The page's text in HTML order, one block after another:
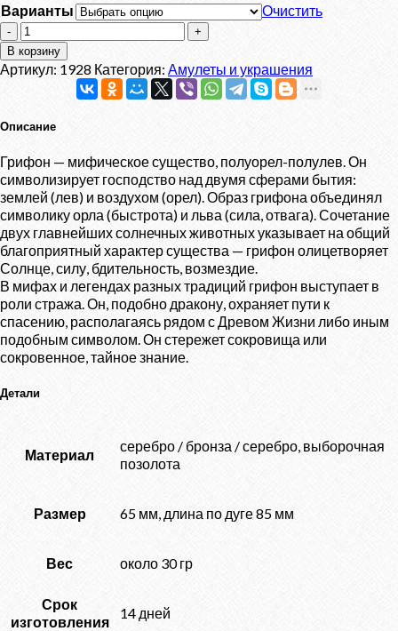
Варианты
Очистить
Количество
товара
Заколка
"Грифон"
В корзину
Артикул: 1928 Категория: Амулеты и украшения
Описание
Грифон — мифическое существо, полуорел-полулев. Он
символизирует господство над двумя сферами бытия:
землей (лев) и воздухом (орел). Образ грифона объединял
символику орла (быстрота) и льва (сила, отвага). Сочетание
двух главнейших солнечных животных указывает на общий
благоприятный характер существа — грифон олицетворяет
Солнце, силу, бдительность, возмездие.
В мифах и легендах разных традиций грифон выступает в
роли стража. Он, подобно дракону, охраняет пути к
спасению, располагаясь рядом с Древом Жизни либо иным
подобным символом. Он стережет сокровища или
сокровенное, тайное знание.
Детали
Материал
серебро / бронза / серебро, выборочная
позолота
Размер 65 мм, длина по дуге 85 мм
Вес около 30 гр
Срок
изготовления
14 дней